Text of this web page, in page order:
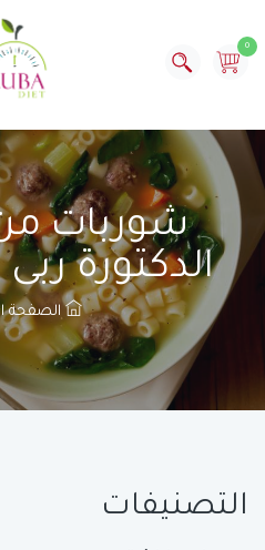
0
شوربات
الدكتورة
الصفحة
التصنيفات